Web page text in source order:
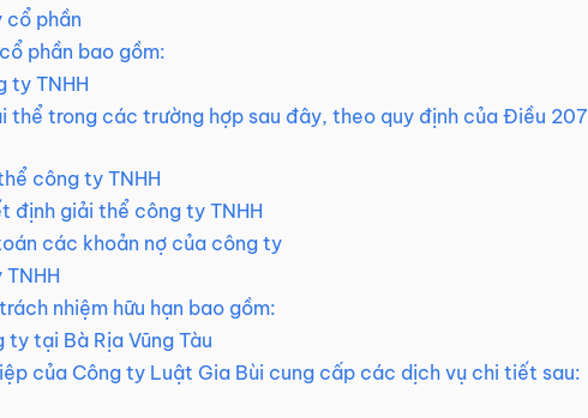
cổ phần
phần bao gồm:
ty TNHH
thể trong các trường hợp sau đây, theo quy định của Điều 207
công ty TNHH
định giải thể công ty TNHH
các khoản nợ của công ty
nhiệm hữu hạn bao gồm:
tại Bà Rịa Vũng Tàu
của Công ty Luật Gia Bùi cung cấp các dịch vụ chi tiết sau: